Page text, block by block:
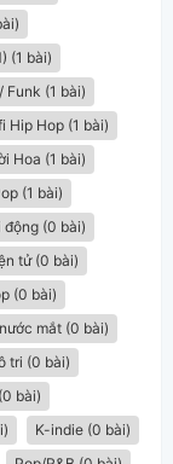
(1 bài)
Funk (1 bài)
Hip Hop (1 bài)
Hoa (1 bài)
(1 bài)
động (0 bài)
tử (0 bài)
(0 bài)
mắt (0 bài)
tri (0 bài)
bài)
K-indie (0 bài)